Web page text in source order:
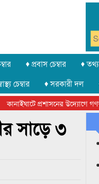
♦ প্রবাস চেম্বার ♦
চেম্বার ♦ সরকারী দল
কানাইঘাটে প্রশাসনের উদ্যোগে
সাড়ে ৩